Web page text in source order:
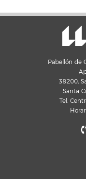
Pabellón de
38200,
Santa
Tel.